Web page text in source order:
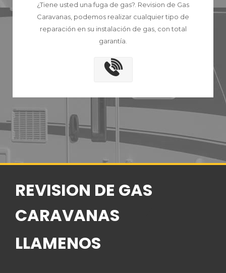
¿Tiene usted una fuga de gas?. Revision de Gas
Caravanas, podemos realizar cualquier tipo de
reparación en su instalación de gas, con total
garantía.
REVISION DE GAS
CARAVANAS
LLAMENOS